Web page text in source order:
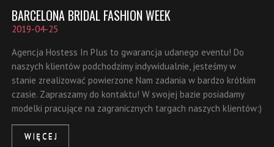
BARCELONA BRIDAL FASHION WEEK
2019-04-25
Agencja Hostess In Plus to gwarancja udanego eventu! Do
naszych klientów podchodzimy indywidualnie, jesteśmy w
stanie zrealizować powierzone Nam zadania w bardzo krótkim
czasie. Zapraszamy do kontaktu! W swojej bazie posiadamy
modelki pracujące na zagranicznych targach naszych klientów:)
WIĘCEJ